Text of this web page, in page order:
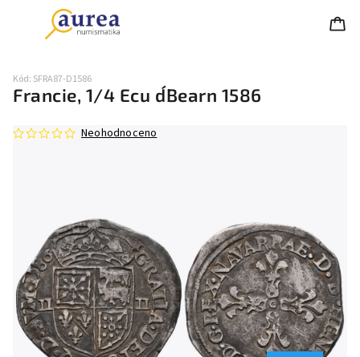
Francie, 1/4 Ecu d´Bearn 1586
Kód: SFRA87-D1586
Neohodnoceno